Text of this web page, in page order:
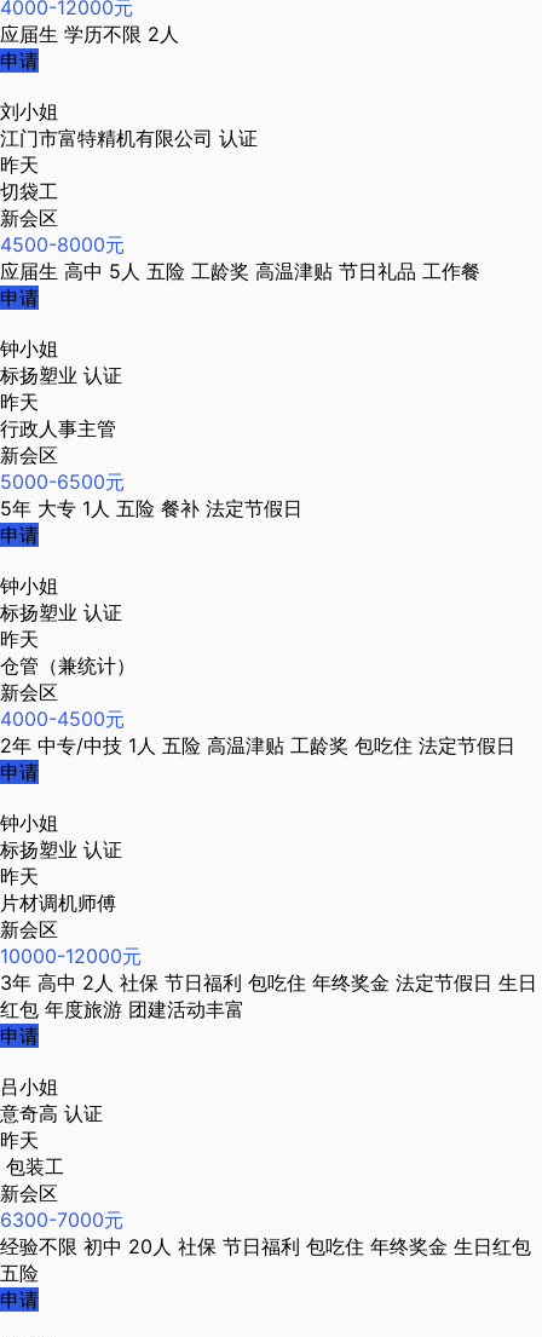
4000-12000元
应届生 学历不限 2人
申请
刘小姐
江门市富特精机有限公司 认证
昨天
切袋工
新会区
4500-8000元
应届生 高中 5人 五险 工龄奖 高温津贴 节日礼品 工作餐
申请
钟小姐
标扬塑业 认证
昨天
行政人事主管
新会区
5000-6500元
5年 大专 1人 五险 餐补 法定节假日
申请
钟小姐
标扬塑业 认证
昨天
仓管（兼统计）
新会区
4000-4500元
2年 中专/中技 1人 五险 高温津贴 工龄奖 包吃住 法定节假日
申请
钟小姐
标扬塑业 认证
昨天
片材调机师傅
新会区
10000-12000元
3年 高中 2人 社保 节日福利 包吃住 年终奖金 法定节假日 生日
红包 年度旅游 团建活动丰富
申请
吕小姐
意奇高 认证
昨天
包装工
新会区
6300-7000元
经验不限 初中 20人 社保 节日福利 包吃住 年终奖金 生日红包
五险
申请